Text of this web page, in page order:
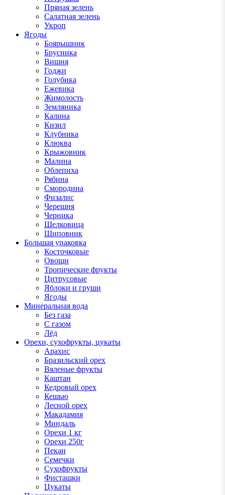
Пряная зелень
Салатная зелень
Укроп
Ягоды
Боярышник
Брусника
Вишня
Годжи
Голубика
Ежевика
Жимолость
Земляника
Калина
Кизил
Клубника
Клюква
Крыжовник
Малина
Облепиха
Рябина
Смородина
Физалис
Черешня
Черника
Шелковица
Шиповник
Большая упаковка
Косточковые
Овощи
Тропические фрукты
Цитрусовые
Яблоки и груши
Ягоды
Минеральная вода
Без газа
С газом
Лёд
Орехи, сухофрукты, цукаты
Арахис
Бразильский орех
Вяленые фрукты
Каштан
Кедровый орех
Кешью
Лесной орех
Макадамия
Миндаль
Орехи 1 кг
Орехи 250г
Пекан
Семечки
Сухофрукты
Фисташки
Цукаты